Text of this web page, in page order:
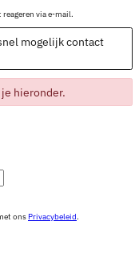
via e-mail.
mogelijk contact
hieronder.
ons Privacybeleid.